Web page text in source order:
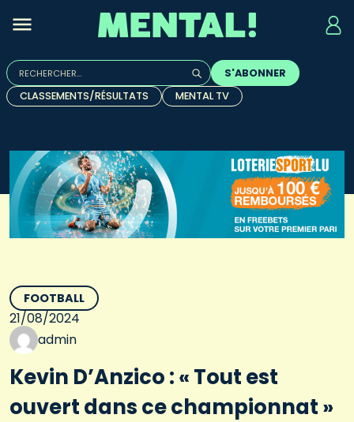
Rechercher :
Quand les résultats de l'auto-complétion sont
S'ABONNER
CLASSEMENTS/RÉSULTATS
MENTAL TV
FOOTBALL
21/08/2024
admin
Kevin D’Anzico : « Tout est
ouvert dans ce championnat »